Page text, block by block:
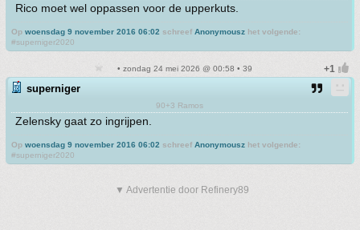
Rico moet wel oppassen voor de upperkuts.
Op woensdag 9 november 2016 06:02 schreef Anonymousz het volgende:
#superniger2020
• zondag 24 mei 2026 @ 00:58 • 39
superniger
90+3 Ramos
Zelensky gaat zo ingrijpen.
Op woensdag 9 november 2016 06:02 schreef Anonymousz het volgende:
#superniger2020
▼ Advertentie door Refinery89